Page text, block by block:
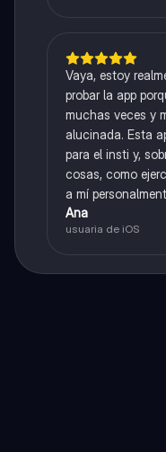
Vaya, estoy
probar la app
muchas veces y
alucinada. Esta
para el insti y,
cosas, como
a mí
Ana
usuaria de iOS